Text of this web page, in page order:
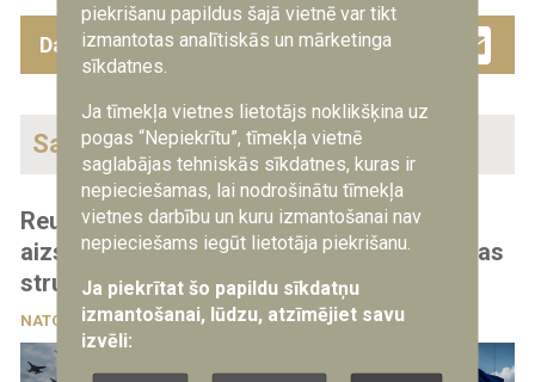
Dalies ar šo ziņu Facebook
Twitter
Saistītās ziņas
Reuters: NATO plāno stiprināt Baltijas
aizsardzību, paredzot jaunu komandvadības
struktūru Latvijai un Igaunijai
NATO 27.05.2026
piekrišanu papildus šajā vietnē var tikt
izmantotas analītiskās un mārketinga
sīkdatnes.
Ja tīmekļa vietnes lietotājs noklikšķina uz
pogas “Nepiekrītu”, tīmekļa vietnē
saglabājas tehniskās sīkdatnes, kuras ir
nepieciešamas, lai nodrošinātu tīmekļa
vietnes darbību un kuru izmantošanai nav
nepieciešams iegūt lietotāja piekrišanu.
Ja piekrītat šo papildu sīkdatņu
izmantošanai, lūdzu, atzīmējiet savu
izvēli: